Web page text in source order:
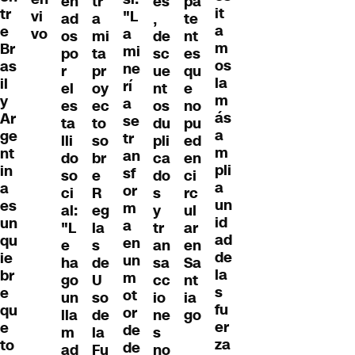
tr
e
Br
as
il
y
Ar
ge
nt
in
a
es
un
qu
ie
br
e
qu
e
to
vi
vo
ad
os
po
r
el
es
ta
lli
do
so
ci
al:
"L
e
ha
go
un
lla
m
ad
a
mi
ta
pr
oy
ec
to
so
br
e
R
eg
la
s
de
U
so
de
la
Fu
"L
a
mi
ne
rí
a
se
tr
an
sf
or
m
a
en
un
m
ot
or
de
de
,
de
sc
ue
nt
os
du
pli
ca
do
s
y
tr
an
sa
cc
io
ne
s
no
te
nt
es
qu
e
no
pu
ed
en
ci
rc
ul
ar
en
Sa
nt
ia
go
it
a
m
os
la
m
ás
a
m
pli
a
un
id
ad
de
la
s
fu
er
za